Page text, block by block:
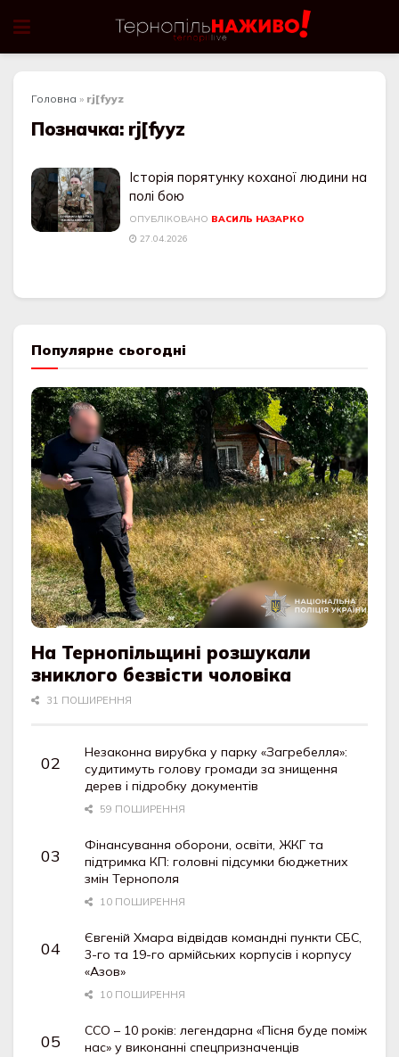
Головна » rj[fyyz
Позначка: rj[fyyz
Історія порятунку коханої людини на
полі бою
ОПУБЛІКОВАНО ВАСИЛЬ НАЗАРКО
27.04.2026
Популярне сьогодні
На Тернопільщині розшукали
зниклого безвісти чоловіка
31 ПОШИРЕННЯ
Незаконна вирубка у парку «Загребелля»:
судитимуть голову громади за знищення
дерев і підробку документів
59 ПОШИРЕННЯ
Фінансування оборони, освіти, ЖКГ та
підтримка КП: головні підсумки бюджетних
змін Тернополя
10 ПОШИРЕННЯ
Євгеній Хмара відвідав командні пункти СБС,
3-го та 19-го армійських корпусів і корпусу
«Азов»
10 ПОШИРЕННЯ
ССО – 10 років: легендарна «Пісня буде поміж
нас» у виконанні спецпризначенців